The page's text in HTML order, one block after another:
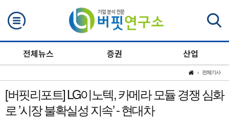
전체뉴스 증권 산업
전체기사
[버핏리포트] LG이노텍, 카메라 모듈 경쟁 심화
로 ’시장 불확실성 지속’ - 현대차
검색